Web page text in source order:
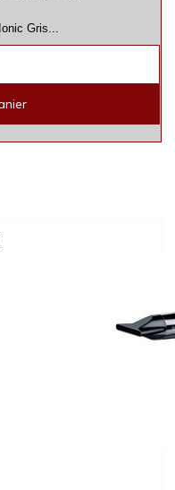
Gris...